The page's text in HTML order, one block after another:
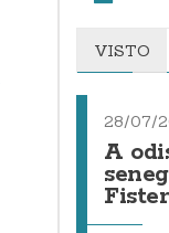
VISTO
28/07/
A